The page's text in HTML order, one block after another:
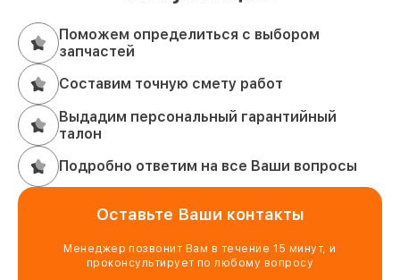
Поможем определиться с выбором
запчастей
Составим точную смету работ
Выдадим персональный гарантийный
талон
Подробно ответим на все Ваши вопросы
Оставьте Ваши контакты
Менеджер позвонит Вам в течение 15 минут, и
проконсультирует по любому вопросу